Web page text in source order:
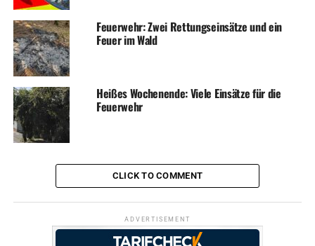
Feuerwehr: Zwei Rettungseinsätze und ein
Feuer im Wald
Heißes Wochenende: Viele Einsätze für die
Feuerwehr
CLICK TO COMMENT
ADVERTISEMENT